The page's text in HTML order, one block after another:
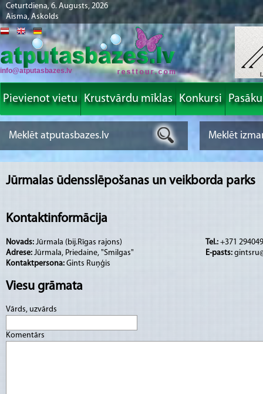
Ceturtdiena, 6. Augusts, 2026
Aisma, Askolds
info@atputasbazes.lv
Pievienot vietu Krustvārdu mīklas Konkursi
Jūrmalas ūdensslēpošanas un veikborda parks
Kontaktinformācija
Novads: Jūrmala (bij.Rīgas rajons)
Adrese: Jūrmala, Priedaine, "Smilgas"
Kontaktpersona: Gints Ruņģis
Tel.: +371
E-pasts:
Viesu grāmata
Vārds, uzvārds
Komentārs